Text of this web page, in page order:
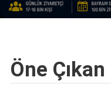
Öne Çıkan